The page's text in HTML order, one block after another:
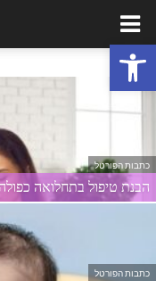
פתח סרגל נגישות
כתבות הפורטל
הבנת טיפול בתחלואה
כתבות הפורטל